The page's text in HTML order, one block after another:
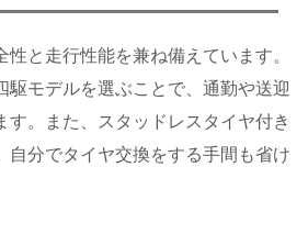
と走行性能を兼ね備えています。
駆モデルを選ぶことで、通勤や送迎
す。また、スタッドレスタイヤ付き
自分でタイヤ交換をする手間も省け